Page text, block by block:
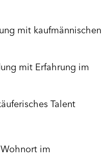
mit kaufmännischen
mit Erfahrung im
Talent
im